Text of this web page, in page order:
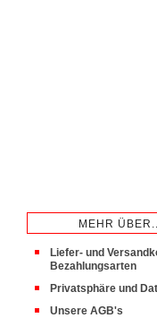
MEHR
Liefer- und
Bezahlungsarten
Privatsphäre und
Unsere AGB's